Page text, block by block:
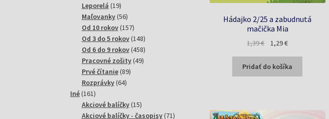
Hádajko 2/25 a zabudnutá
mačička Mia
1,39€
Pôvodná
bola:
1,39 €.
1,29€Aktuálna
je:
1,29 €.
Pridať do košíka
produktov
Leporelá 1919
produktov
Maľovanky 5656
produktov
Od 10 rokov 157157
produktov
Od 3 do 5 rokov 148148
produktov
Od 6 do 9 rokov 458458
produktov
Pracovné zošity 4949
Prvé čítanie 8989
Rozprávky 6464
Iné 161161
produktov
Akciové balíčky 1515
produktov
Akciové balíčky - časopisy 7171